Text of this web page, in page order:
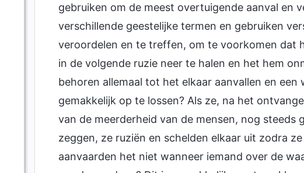
gebruiken om de meest overtuigende aanval en
verschillende geestelijke termen en gebruiken
veroordelen en te treffen, om te voorkomen dat
in de volgende ruzie neer te halen en het hem
behoren allemaal tot het elkaar aanvallen en
gemakkelijk op te lossen? Als ze, na het
van de meerderheid van de mensen, nog
zeggen, ze ruziën en schelden elkaar uit zodra
aanvaarden het niet wanneer iemand over de